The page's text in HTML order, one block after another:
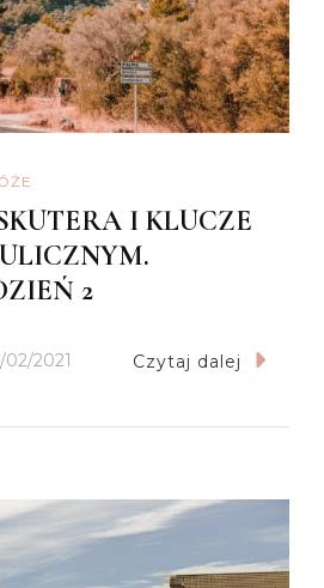
I KLUCZE
2
02/2021 Czytaj dalej